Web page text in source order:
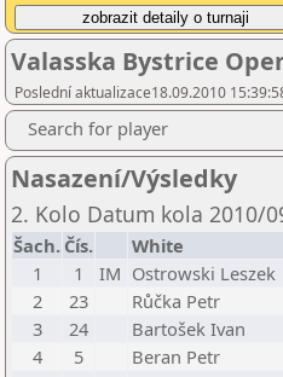
Valasska Bystrice
Poslední aktualizace18.09.2010
Search for player
Nasazení/Výsledky
2. Kolo Datum kola 2010/
Šach. Čís. White
1
1 IM Ostrowski Leszek
2
23 Růčka Petr
3
24 Bartošek Ivan
4
5 Beran Petr